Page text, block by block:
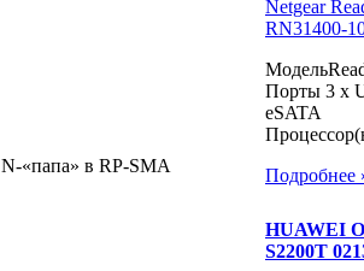
«папа» в RP-SMA
Порты 3 x
eSATA
Подробнее
HUAWEI
S2200T